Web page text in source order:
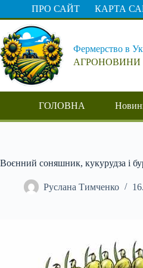
Перейти
вмісту
ПРО САЙТ КАРТА
Фермерство в
АГРОНОВИНИ
ГОЛОВНА
Воєнний соняшник, кукурудза і
Руслана Тимченко